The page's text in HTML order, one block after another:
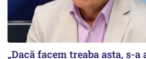
„Dacă facem treaba asta, s-a